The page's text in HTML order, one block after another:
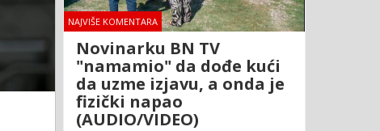
NAJVIŠE KOMENTARA
Novinarku BN TV
"namamio" da dođe kući
da uzme izjavu, a onda je
fizički napao
(AUDIO/VIDEO)